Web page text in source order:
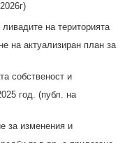
на територията
на актуализиран план за
собственост и
год. (публ. на
за изменения и